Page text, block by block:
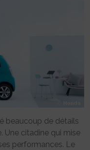
beaucoup de détails
Une citadine qui mise
performances. Le